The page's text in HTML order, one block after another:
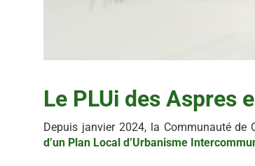
Le PLUi des Aspres
Depuis janvier 2024, la Communauté de
d’un Plan Local d’Urbanisme